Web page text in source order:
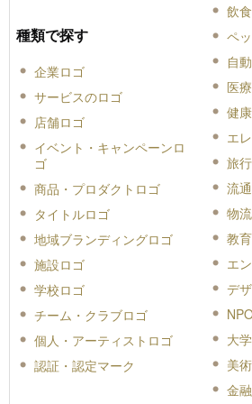
種類で探す
企業ロゴ
サービスのロゴ
店舗ロゴ
イベント・キャンペーンロ
ゴ
商品・プロダクトロゴ
タイトルロゴ
地域ブランディングロゴ
施設ロゴ
学校ロゴ
チーム・クラブロゴ
個人・アーティストロゴ
認証・認定マーク
飲
ペ
自
医
健
エ
旅
流
物
教
エ
デ
大学
美
金融